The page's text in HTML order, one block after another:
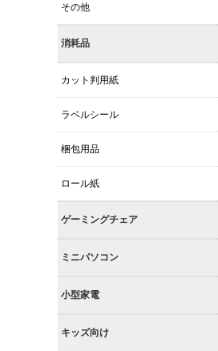
その他
消耗品
カット判用紙
ラベルシール
梱包用品
ロール紙
ゲーミングチェア
ミニパソコン
小型家電
キッズ向け